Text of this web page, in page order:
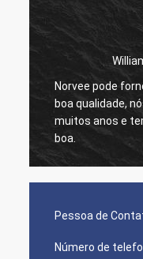
Norvee pode
boa qualidade,
muitos anos e
boa.
Pessoa de
Número de